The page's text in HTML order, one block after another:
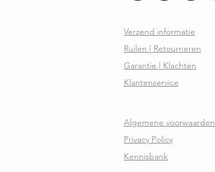
Verzend informatie
Ruilen | Retourneren
Garantie | Klachten
Klantenservice
Algemene voorwaarden
Privacy Policy
Kennisbank